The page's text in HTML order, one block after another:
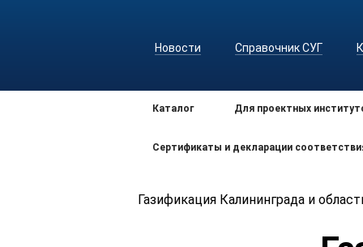
Новости Справочник СУГ
Каталог Для проектных
Сертификаты и декларации
Газификация Калининграда и